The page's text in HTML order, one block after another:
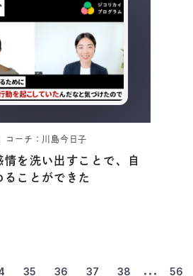
ーチ：川島今日子
を洗い出すことで、自
ることができた
35 36 37 38 56